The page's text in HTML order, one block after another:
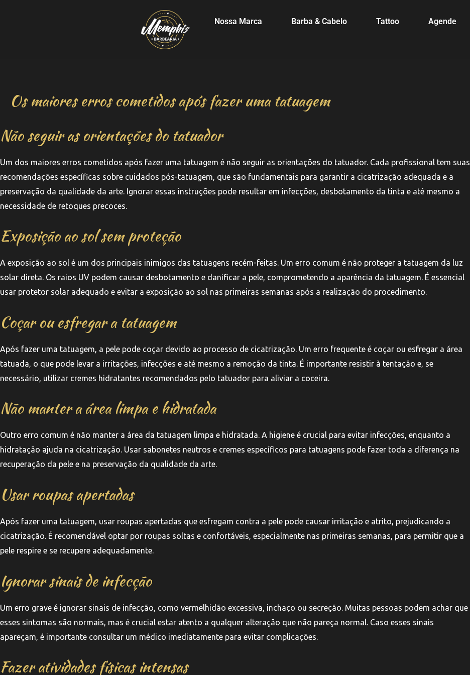
Nossa Marca Barba & Cabelo Tattoo Agende
Os maiores erros cometidos após fazer uma tatuagem
Não seguir as orientações do tatuador
Um dos maiores erros cometidos após fazer uma tatuagem é não seguir as orientações do tatuador. Cada profissional tem suas
recomendações específicas sobre cuidados pós-tatuagem, que são fundamentais para garantir a cicatrização adequada e a
preservação da qualidade da arte. Ignorar essas instruções pode resultar em infecções, desbotamento da tinta e até mesmo a
necessidade de retoques precoces.
Exposição ao sol sem proteção
A exposição ao sol é um dos principais inimigos das tatuagens recém-feitas. Um erro comum é não proteger a tatuagem da luz
solar direta. Os raios UV podem causar desbotamento e danificar a pele, comprometendo a aparência da tatuagem. É essencial
usar protetor solar adequado e evitar a exposição ao sol nas primeiras semanas após a realização do procedimento.
Coçar ou esfregar a tatuagem
Após fazer uma tatuagem, a pele pode coçar devido ao processo de cicatrização. Um erro frequente é coçar ou esfregar a área
tatuada, o que pode levar a irritações, infecções e até mesmo a remoção da tinta. É importante resistir à tentação e, se
necessário, utilizar cremes hidratantes recomendados pelo tatuador para aliviar a coceira.
Não manter a área limpa e hidratada
Outro erro comum é não manter a área da tatuagem limpa e hidratada. A higiene é crucial para evitar infecções, enquanto a
hidratação ajuda na cicatrização. Usar sabonetes neutros e cremes específicos para tatuagens pode fazer toda a diferença na
recuperação da pele e na preservação da qualidade da arte.
Usar roupas apertadas
Após fazer uma tatuagem, usar roupas apertadas que esfregam contra a pele pode causar irritação e atrito, prejudicando a
cicatrização. É recomendável optar por roupas soltas e confortáveis, especialmente nas primeiras semanas, para permitir que a
pele respire e se recupere adequadamente.
Ignorar sinais de infecção
Um erro grave é ignorar sinais de infecção, como vermelhidão excessiva, inchaço ou secreção. Muitas pessoas podem achar que
esses sintomas são normais, mas é crucial estar atento a qualquer alteração que não pareça normal. Caso esses sinais
apareçam, é importante consultar um médico imediatamente para evitar complicações.
Fazer atividades físicas intensas